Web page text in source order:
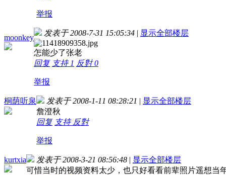
举报
moonkey
发表于 2008-7-31 15:05:34 | 显示全部楼层
怎能少了张老
回复 支持 1 反對0
举报
桐荫听泉 发表于 2008-1-11 08:28:21 | 显示全部楼层
詹澄秋
回复 支持 反對
举报
kurtxia 发表于 2008-3-21 08:56:48 | 显示全部楼层
可惜当时的视频资料太少，也只好看看前辈照片遥想当